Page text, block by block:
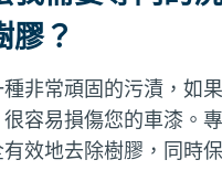
膠？
非常頑固的污漬，如
容易損傷您的車漆。
效地去除樹膠，同時